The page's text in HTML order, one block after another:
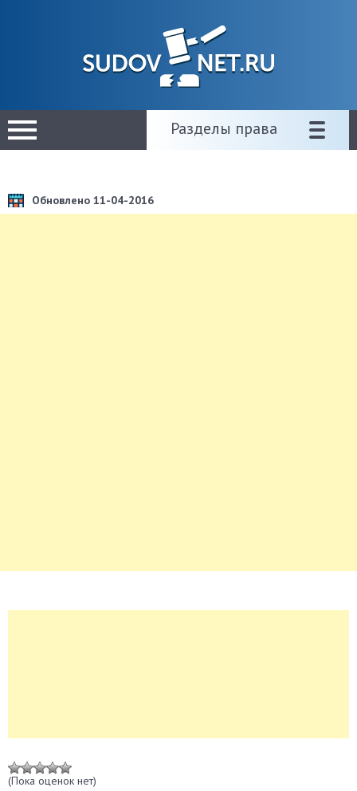
Разделы права
Обновлено 11-04-2016
(Пока оценок нет)